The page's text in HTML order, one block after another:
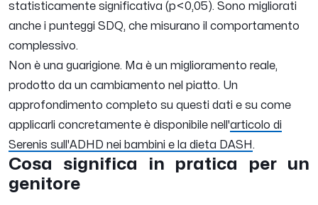
statisticamente significativa (p<0,05). Sono migliorati
anche i punteggi SDQ, che misurano il comportamento
complessivo.
Non è una guarigione. Ma è un miglioramento reale,
prodotto da un cambiamento nel piatto. Un
approfondimento completo su questi dati e su come
applicarli concretamente è disponibile nell'articolo di
Serenis sull'ADHD nei bambini e la dieta DASH.
Cosa significa in pratica per un
genitore